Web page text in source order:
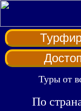
Туры от
По